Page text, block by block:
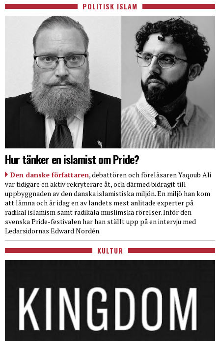
POLITISK ISLAM
Hur tänker en islamist om Pride?
Den danske författaren, debattören och föreläsaren Yaqoub Ali
var tidigare en aktiv rekryterare åt, och därmed bidragit till
uppbyggnaden av den danska islamistiska miljön. En miljö han kom
att lämna och är idag en av landets mest anlitade experter på
radikal islamism samt radikala muslimska rörelser. Inför den
svenska Pride-festivalen har han ställt upp på en intervju med
Ledarsidornas Edward Nordén.
KULTUR